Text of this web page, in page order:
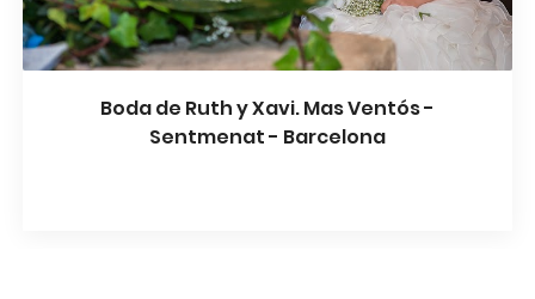
Boda de Ruth y Xavi. Mas Ventós -
Sentmenat - Barcelona